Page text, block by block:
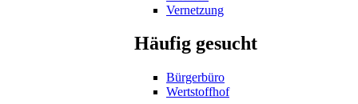
Vernetzung
Häufig gesucht
Bürgerbüro
Wertstoffhof